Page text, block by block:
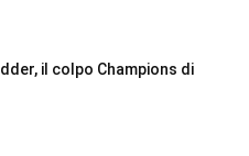
il colpo Champions di